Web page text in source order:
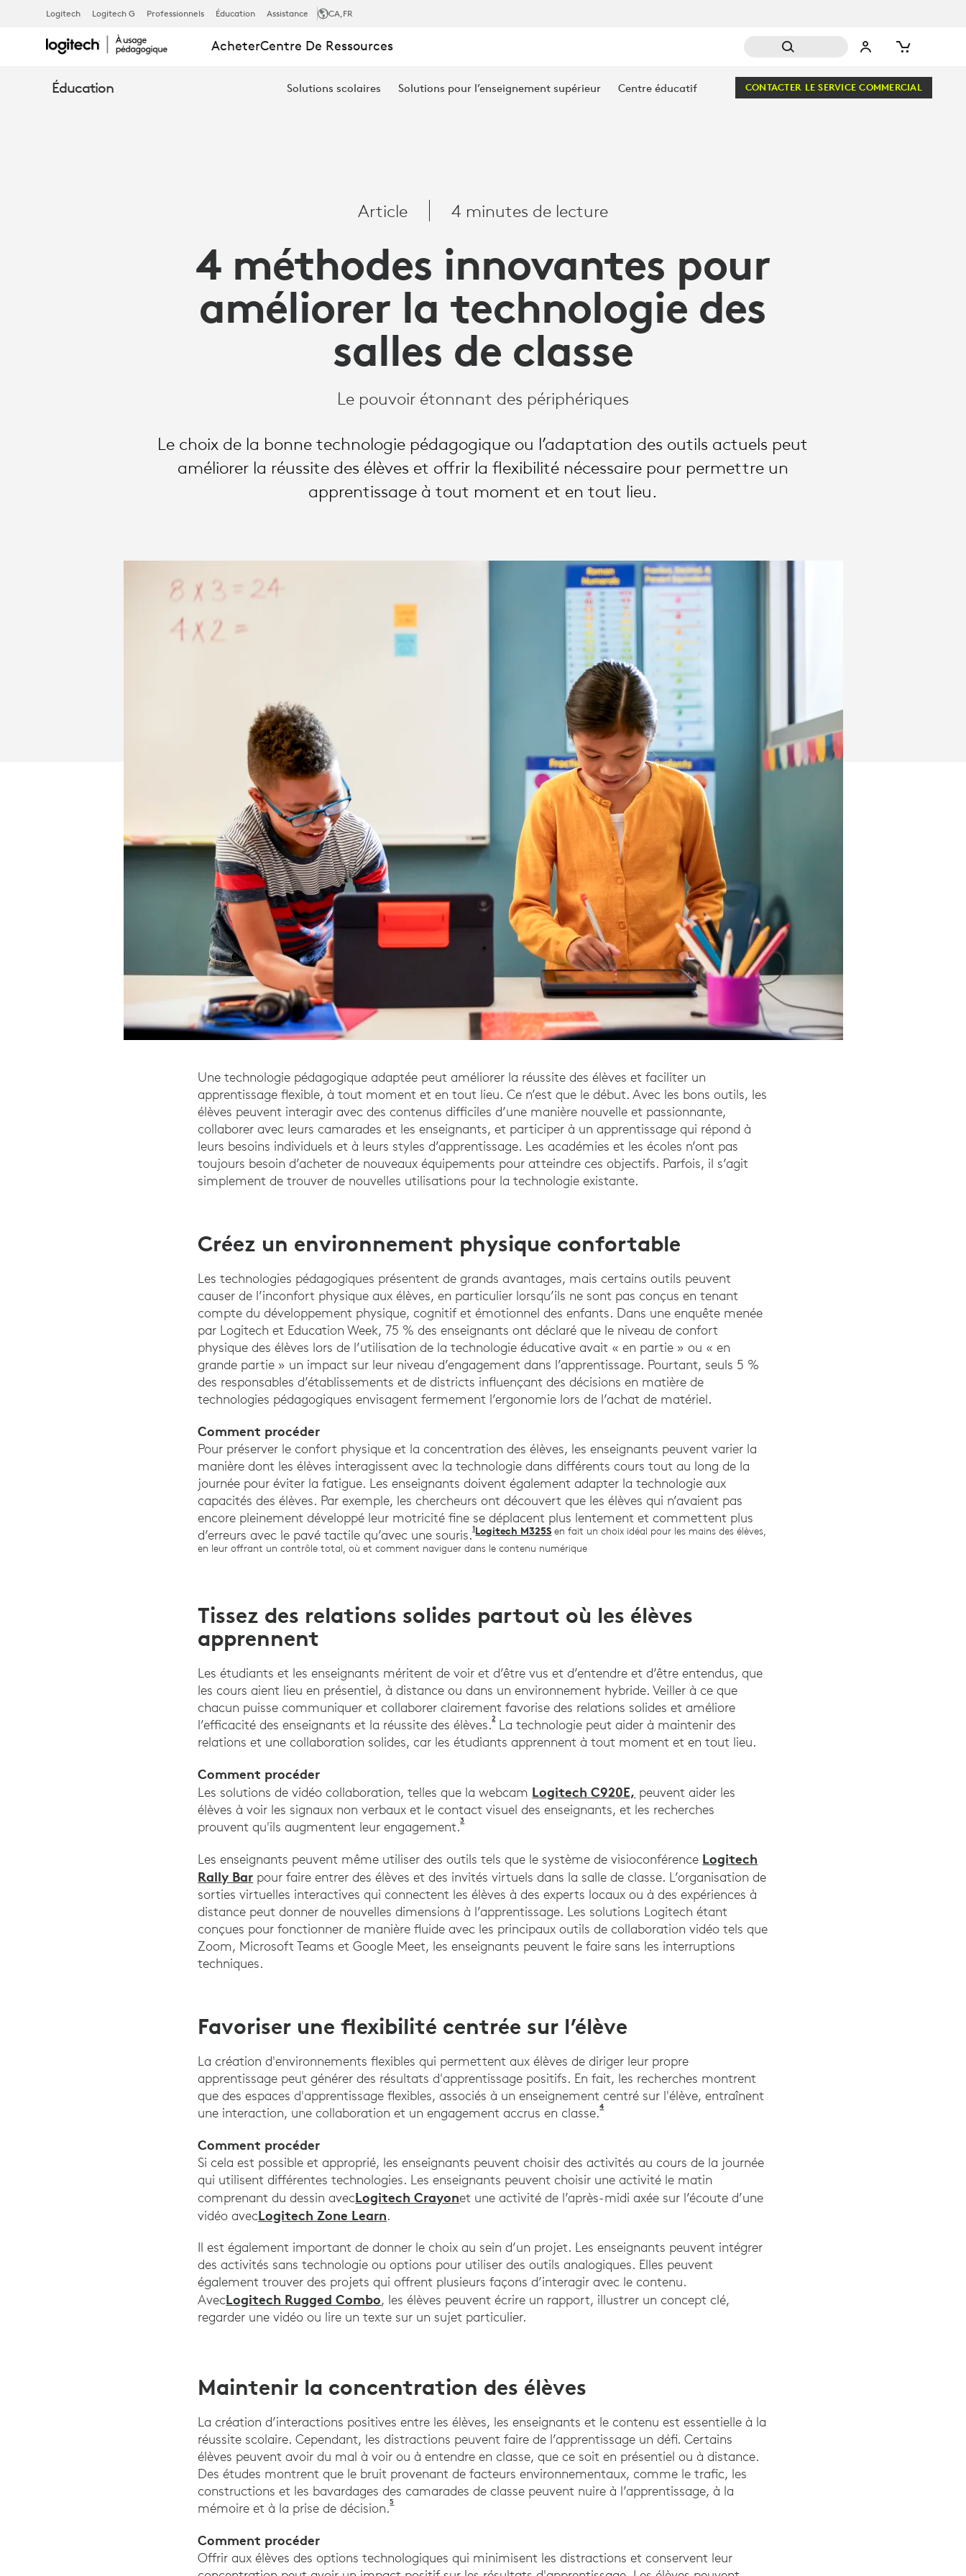
4 MÉTHODES
INNOVANTES
TECHNOLOGIE
Logitech Logitech G Professionnels Éducation Assistance CA,FR
AcheterCentre De Ressources
Éducation Solutions scolaires Solutions pour l’enseignement supérieur Centre éducatif CONTACTER LE SERVICE COMMERCIAL
Article 4 minutes de lecture
4 méthodes innovantes pour
améliorer la technologie des
salles de classe
Le pouvoir étonnant des périphériques
Le choix de la bonne technologie pédagogique ou l’adaptation des outils actuels peut
améliorer la réussite des élèves et offrir la flexibilité nécessaire pour permettre un
apprentissage à tout moment et en tout lieu.
Une technologie pédagogique adaptée peut améliorer la réussite des élèves et faciliter un
apprentissage flexible, à tout moment et en tout lieu. Ce n’est que le début. Avec les bons outils, les
élèves peuvent interagir avec des contenus difficiles d’une manière nouvelle et passionnante,
collaborer avec leurs camarades et les enseignants, et participer à un apprentissage qui répond à
leurs besoins individuels et à leurs styles d’apprentissage. Les académies et les écoles n’ont pas
toujours besoin d’acheter de nouveaux équipements pour atteindre ces objectifs. Parfois, il s’agit
simplement de trouver de nouvelles utilisations pour la technologie existante.
Créez un environnement physique confortable
Les technologies pédagogiques présentent de grands avantages, mais certains outils peuvent
causer de l’inconfort physique aux élèves, en particulier lorsqu’ils ne sont pas conçus en tenant
compte du développement physique, cognitif et émotionnel des enfants. Dans une enquête menée
par Logitech et Education Week, 75 % des enseignants ont déclaré que le niveau de confort
physique des élèves lors de l’utilisation de la technologie éducative avait « en partie » ou « en
grande partie » un impact sur leur niveau d’engagement dans l’apprentissage. Pourtant, seuls 5 %
des responsables d’établissements et de districts influençant des décisions en matière de
technologies pédagogiques envisagent fermement l’ergonomie lors de l’achat de matériel.
Comment procéder
Pour préserver le confort physique et la concentration des élèves, les enseignants peuvent varier la
manière dont les élèves interagissent avec la technologie dans différents cours tout au long de la
journée pour éviter la fatigue. Les enseignants doivent également adapter la technologie aux
capacités des élèves. Par exemple, les chercheurs ont découvert que les élèves qui n’avaient pas
encore pleinement développé leur motricité fine se déplacent plus lentement et commettent plus
d’erreurs avec le pavé tactile qu’avec une souris.1Hertzum, Morten & Horbaek, Kasper. (2010). How Age Affects Pointing With Mouse and
Logitech M325S en fait un choix idéal pour les mains des élèves,
en leur offrant un contrôle total, où et comment naviguer dans le contenu numérique
Tissez des relations solides partout où les élèves
apprennent
Les étudiants et les enseignants méritent de voir et d’être vus et d’entendre et d’être entendus, que
les cours aient lieu en présentiel, à distance ou dans un environnement hybride. Veiller à ce que
chacun puisse communiquer et collaborer clairement favorise des relations solides et améliore
l’efficacité des enseignants et la réussite des élèves.2Hattie, J. (2009). Méta-étude d’apprentissage visible. Routledge, Taylor, et Francisco Group.
La technologie peut aider à maintenir des
relations et une collaboration solides, car les étudiants apprennent à tout moment et en tout lieu.
Comment procéder
Les solutions de vidéo collaboration, telles que la webcam Logitech C920E, peuvent aider les
élèves à voir les signaux non verbaux et le contact visuel des enseignants, et les recherches
prouvent qu'ils augmentent leur engagement.3Stull, AT, Fiorella, L. et Mayer, RE (2020). The case for embodied instruction: The instructor as a
Les enseignants peuvent même utiliser des outils tels que le système de visioconférence Logitech
Rally Bar pour faire entrer des élèves et des invités virtuels dans la salle de classe. L’organisation de
sorties virtuelles interactives qui connectent les élèves à des experts locaux ou à des expériences à
distance peut donner de nouvelles dimensions à l’apprentissage. Les solutions Logitech étant
conçues pour fonctionner de manière fluide avec les principaux outils de collaboration vidéo tels que
Zoom, Microsoft Teams et Google Meet, les enseignants peuvent le faire sans les interruptions
techniques.
Favoriser une flexibilité centrée sur l’élève
La création d'environnements flexibles qui permettent aux élèves de diriger leur propre
apprentissage peut générer des résultats d'apprentissage positifs. En fait, les recherches montrent
que des espaces d'apprentissage flexibles, associés à un enseignement centré sur l'élève, entraînent
une interaction, une collaboration et un engagement accrus en classe.4Kariippanon, K., CLISight, D., Lancaster, S., et. al. (2019). Des espaces
Comment procéder
Si cela est possible et approprié, les enseignants peuvent choisir des activités au cours de la journée
qui utilisent différentes technologies. Les enseignants peuvent choisir une activité le matin
comprenant du dessin avecLogitech Crayonet une activité de l’après-midi axée sur l’écoute d’une
vidéo avecLogitech Zone Learn.
Il est également important de donner le choix au sein d’un projet. Les enseignants peuvent intégrer
des activités sans technologie ou options pour utiliser des outils analogiques. Elles peuvent
également trouver des projets qui offrent plusieurs façons d’interagir avec le contenu.
AvecLogitech Rugged Combo, les élèves peuvent écrire un rapport, illustrer un concept clé,
regarder une vidéo ou lire un texte sur un sujet particulier.
Maintenir la concentration des élèves
La création d’interactions positives entre les élèves, les enseignants et le contenu est essentielle à la
réussite scolaire. Cependant, les distractions peuvent faire de l’apprentissage un défi. Certains
élèves peuvent avoir du mal à voir ou à entendre en classe, que ce soit en présentiel ou à distance.
Des études montrent que le bruit provenant de facteurs environnementaux, comme le trafic, les
constructions et les bavardages des camarades de classe peuvent nuire à l’apprentissage, à la
mémoire et à la prise de décision.5Dupont, Smith, Karim, et. al. (Janvier 2022). La pollution sonore et la connaissance humaine : Revue
Comment procéder
Offrir aux élèves des options technologiques qui minimisent les distractions et conservent leur